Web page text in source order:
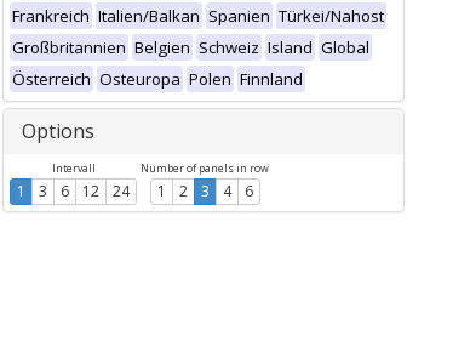
Frankreich Italien/Balkan Spanien Türkei/Nahost
Großbritannien Belgien Schweiz Island Global
Österreich Osteuropa Polen Finnland
Options
Intervall
1 3 6 12 24
Number of panels in row
1 2 3 4 6